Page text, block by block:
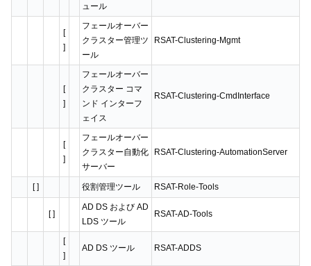
ュール
[
]
フェールオーバー
クラスター管理ツ
ール
RSAT-Clustering-Mgmt
[
]
フェールオーバー
クラスター コマ
ンド インターフ
ェイス
RSAT-Clustering-CmdInterface
[
]
フェールオーバー
クラスター自動化
サーバー
RSAT-Clustering-AutomationServer
[ ] 役割管理ツール RSAT-Role-Tools
[ ]
AD DS および AD
LDS ツール
RSAT-AD-Tools
[
]
AD DS ツール RSAT-ADDS